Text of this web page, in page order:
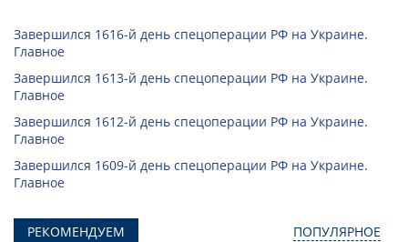
Завершился 1616-й день спецоперации РФ на Украине.
Главное
Завершился 1613-й день спецоперации РФ на Украине.
Главное
Завершился 1612-й день спецоперации РФ на Украине.
Главное
Завершился 1609-й день спецоперации РФ на Украине.
Главное
РЕКОМЕНДУЕМ ПОПУЛЯРНОЕ